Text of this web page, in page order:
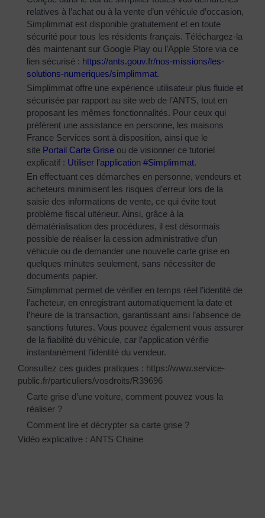
relatives à l’achat ou à la vente d’un véhicule d’occasion,
Simplimmat est disponible gratuitement et en toute
sécurité pour tous les résidents français. Téléchargez-la
dès maintenant sur Google Play ou l’Apple Store via ce
lien sécurisé : https://ants.gouv.fr/nos-missions/les-
solutions-numeriques/simplimmat.
Simplimmat offre une expérience utilisateur plus fluide et
sécurisée par rapport au site web de l’ANTS, tout en
proposant les mêmes fonctionnalités. Pour ceux qui
préfèrent une assistance en personne, les maisons
France Services sont à disposition, ainsi que le
site Portail Carte Grise ou de visionner ce tutoriel
explicatif : Utiliser l’application #Simplimmat.
En effectuant ces démarches en personne, vendeurs et
acheteurs minimisent les risques d’erreur lors de la
saisie des informations de vente, ce qui évite tout
problème fiscal ultérieur. Ainsi, grâce à la
dématérialisation des procédures, il est désormais
possible de réaliser la cession administrative d’un
véhicule ou de demander une nouvelle carte grise en
quelques minutes seulement, sans nécessiter de
documents papier.
Simplimmat permet de vérifier en temps réel l’identité de
l’acheteur, en enregistrant automatiquement la date et
l’heure de la transaction, garantissant ainsi l’absence de
sanctions futures. Vous pouvez également vous assurer
de la fiabilité du véhicule, car l’application vérifie
instantanément l’identité du vendeur.
Consultez ces guides pratiques : https://www.service-
public.fr/particuliers/vosdroits/R39696
Carte grise d’une voiture, comment pouvez vous la
réaliser ?
Comment lire et décrypter sa carte grise ?
Vidéo explicative : ANTS Chaine